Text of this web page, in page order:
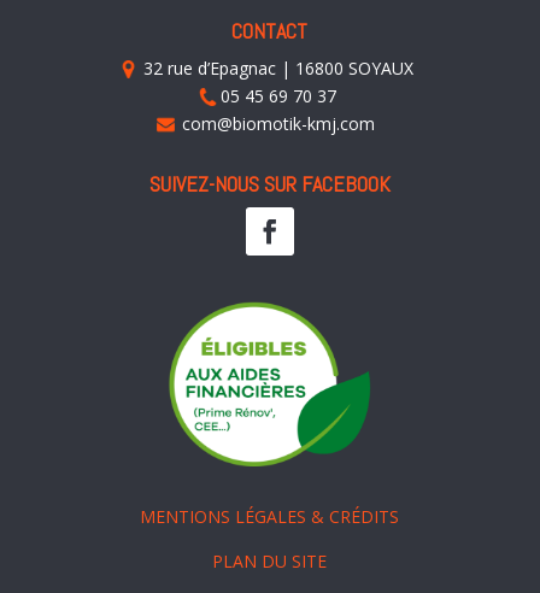
CONTACT
32 rue d’Epagnac | 16800 SOYAUX
05 45 69 70 37
com@biomotik-kmj.com
SUIVEZ-NOUS SUR FACEBOOK
MENTIONS LÉGALES & CRÉDITS
PLAN DU SITE